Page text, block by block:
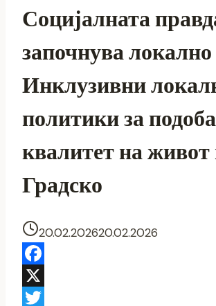
Социјалната
започнува
Инклузивни
политики за
квалитет на живот
Градско
20.02.202620.02.2026
Facebook
X